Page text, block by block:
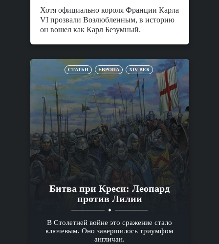
Хотя официально короля Франции Карла
VI прозвали Возлюбленным, в историю
он вошел как Карл Безумный.
СТАТЬИ ЕВРОПА XIV ВЕК
Битва при Креси: Леопард
против Лилии
В Столетней войне это сражение стало
ключевым. Оно завершилось триумфом
англичан.